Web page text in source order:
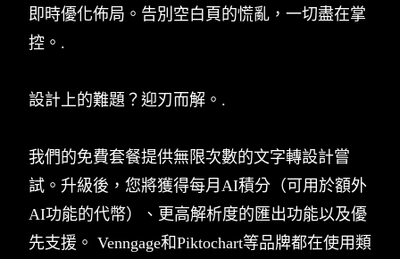
即時優化佈局。告別空白頁的慌亂，一切盡在掌
控。.
設計上的難題？迎刃而解。.
我們的免費套餐提供無限次數的文字轉設計嘗
試。升級後，您將獲得每月AI積分（可用於額外
AI功能的代幣）、更高解析度的匯出功能以及優
先支援。 Venngage和Piktochart等品牌都在使用類